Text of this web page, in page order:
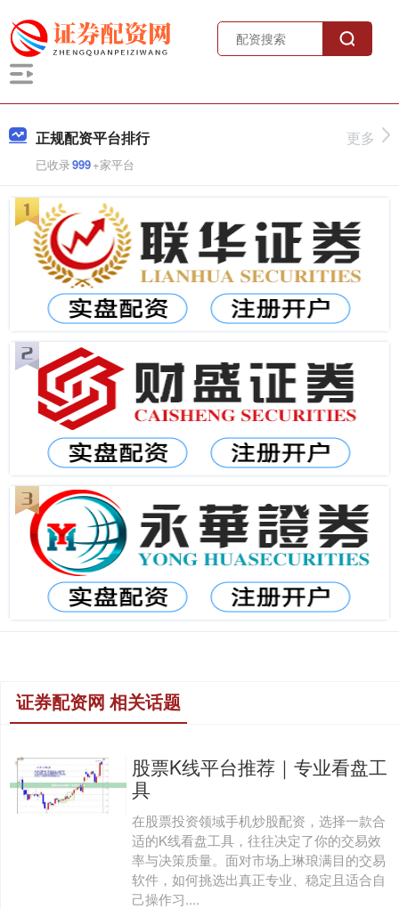
正规配资平台排行
已收录999+家平台
更多
证券配资网 相关话题
股票K线平台推荐｜专业看盘工
具
在股票投资领域手机炒股配资，选择一款合
适的K线看盘工具，往往决定了你的交易效
率与决策质量。面对市场上琳琅满目的交易
软件，如何挑选出真正专业、稳定且适合自
己操作习....